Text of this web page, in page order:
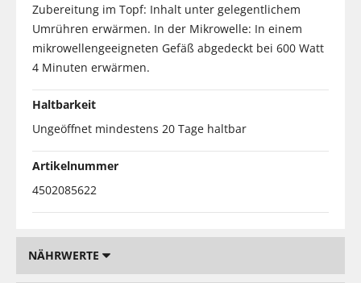
Zubereitung im Topf: Inhalt unter gelegentlichem
Umrühren erwärmen. In der Mikrowelle: In einem
mikrowellengeeigneten Gefäß abgedeckt bei 600 Watt
4 Minuten erwärmen.
Haltbarkeit
Ungeöffnet mindestens 20 Tage haltbar
Artikelnummer
4502085622
NÄHRWERTE